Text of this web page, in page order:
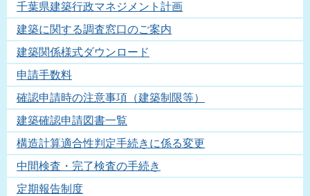
千葉県建築行政マネジメント計画
建築に関する調査窓口のご案内
建築関係様式ダウンロード
申請手数料
確認申請時の注意事項（建築制限等）
建築確認申請図書一覧
構造計算適合性判定手続きに係る変更
中間検査・完了検査の手続き
定期報告制度